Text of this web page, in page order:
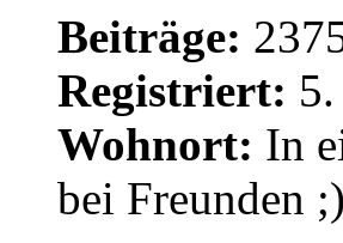
Beiträge:
Registriert:
Wohnort: In
bei Freunden ;)